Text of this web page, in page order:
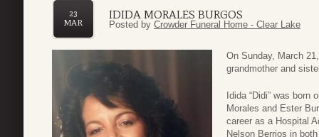
IDIDA MORALES BURGOS
23
MAR
Posted by Crowder Funeral Home - Clear Lake
On Sunday, March
grandmother and
Idida “Didi” was born
Morales and Ester
career as a Hospital
Nelson Berrios in